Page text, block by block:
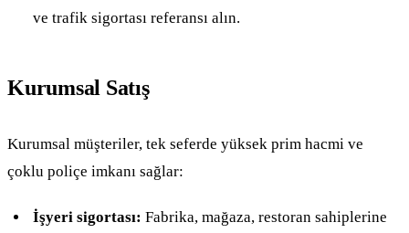
ve trafik sigortası referansı alın.
Kurumsal Satış
Kurumsal müşteriler, tek seferde yüksek prim hacmi ve
çoklu poliçe imkanı sağlar:
İşyeri sigortası: Fabrika, mağaza, restoran sahiplerine